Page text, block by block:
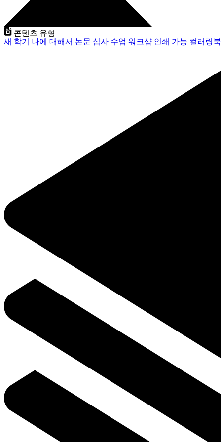
콘텐츠 유형
새 학기 나에 대해서 논문 심사 수업 워크샵 인쇄 가능 컬러링북